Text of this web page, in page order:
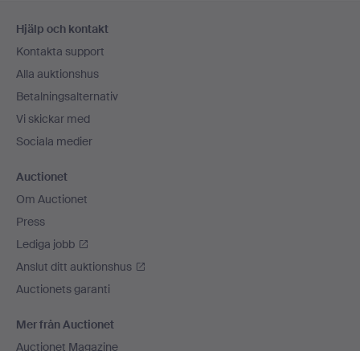
Hjälp och kontakt
Kontakta support
Alla auktionshus
Betalningsalternativ
Vi skickar med
Sociala medier
Auctionet
Om Auctionet
Press
Lediga jobb
Anslut ditt auktionshus
Auctionets garanti
Mer från Auctionet
Auctionet Magazine